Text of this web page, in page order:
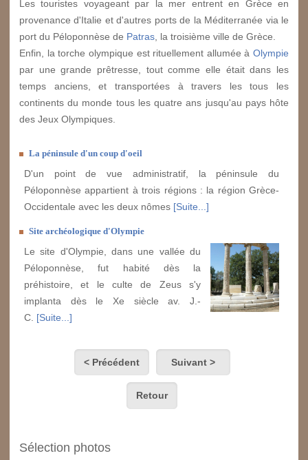
Les touristes voyageant par la mer entrent en Grèce en
provenance d'Italie et d'autres ports de la Méditerranée via le
port du Péloponnèse de Patras , la troisième ville de Grèce.
Enfin, la torche olympique est rituellement allumée à Olympie
par une grande prêtresse, tout comme elle était dans les
temps anciens, et transportées à travers les tous les
continents du monde tous les quatre ans jusqu'au pays hôte
des Jeux Olympiques.
La péninsule d'un coup d'oeil
D'un point de vue administratif, la péninsule du
Péloponnèse appartient à trois régions : la région Grèce-
Occidentale avec les deux nômes [Suite...]
Site archéologique d'Olympie
Le site d'Olympie, dans une vallée du
Péloponnèse, fut habité dès la
préhistoire, et le culte de Zeus s'y
implanta dès le Xe siècle av. J.-
C. [Suite...]
< Précédent Suivant >
Retour
Sélection photos